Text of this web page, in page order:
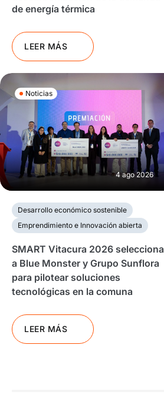
de energía térmica
LEER MÁS
Noticias
4 ago 2026
Desarrollo económico sostenible
Emprendimiento e Innovación abierta
SMART Vitacura 2026 selecciona
a Blue Monster y Grupo Sunflora
para pilotear soluciones
tecnológicas en la comuna
LEER MÁS